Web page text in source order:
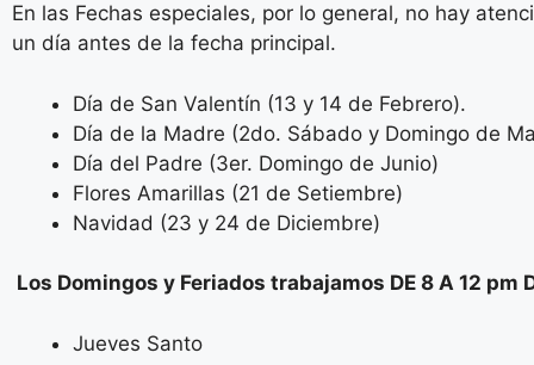
En las Fechas especiales, por lo general, no hay
un día antes de la fecha principal.
Día de San Valentín (13 y 14 de Febrero).
Día de la Madre (2do. Sábado y Domingo de
Día del Padre (3er. Domingo de Junio)
Flores Amarillas (21 de Setiembre)
Navidad (23 y 24 de Diciembre)
Los Domingos y Feriados trabajamos DE 8 A 12 pm
Jueves Santo